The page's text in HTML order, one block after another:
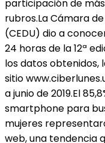
participación de
rubros.La Cámara
(CEDU) dio a
24 horas de la 12ª
los datos obtenidos,
sitio
a junio de 2019.El
smartphone para
mujeres
web, una tendencia